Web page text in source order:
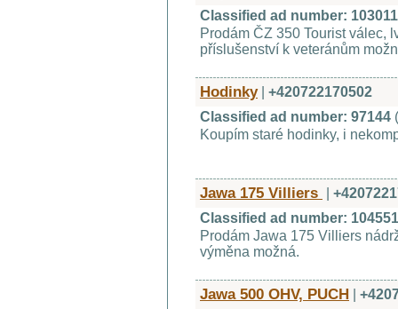
Classified ad number:
Prodám ČZ 350 Tourist válec,
příslušenství k veteránům
Hodinky
+420722170502
Classified ad number: 97144
Koupím staré hodinky, i
Jawa 175 Villiers
Classified ad number:
Prodám Jawa 175 Villiers
výměna možná.
Jawa 500 OHV, PUCH